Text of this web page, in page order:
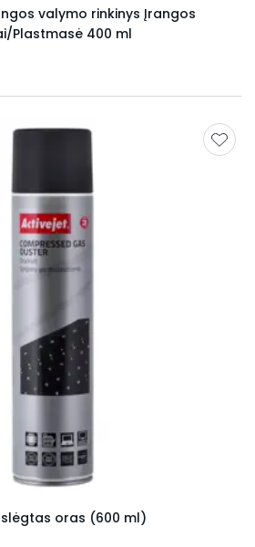
valymo rinkinys Įrangos
Plastmasė 400 ml
oras (600 ml)